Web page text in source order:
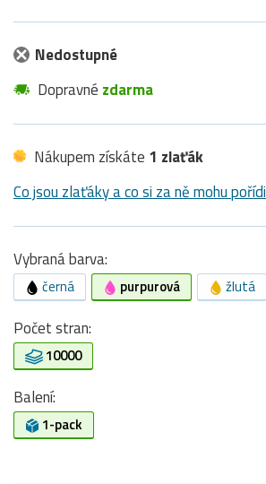
Nedostupné
Dopravné zdarma
Nákupem získáte 1 zlaťák
Co jsou zlaťáky a co si za ně mohu
Vybraná barva:
černá purpurová žlutá
Počet stran:
10000
Balení:
1-pack